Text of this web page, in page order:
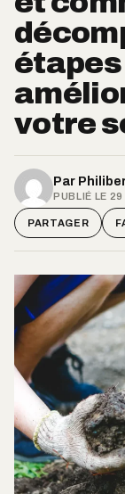
votre
Par
PUBLIÉ LE 29
PARTAGER